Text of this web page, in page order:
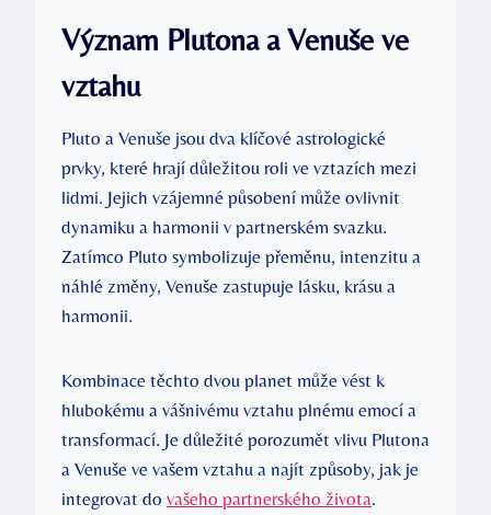
Význam Plutona a Venuše ve
vztahu
Pluto a Venuše jsou dva klíčové astrologické
prvky, které hrají důležitou roli ve vztazích mezi
lidmi. Jejich vzájemné působení může ovlivnit
dynamiku a harmonii v partnerském svazku.
Zatímco Pluto symbolizuje přeměnu, intenzitu a
náhlé změny, Venuše zastupuje lásku, krásu a
harmonii.
Kombinace těchto dvou planet může vést k
hlubokému a vášnivému vztahu plnému emocí a
transformací. Je důležité porozumět vlivu Plutona
a Venuše ve vašem vztahu a najít způsoby, jak je
integrovat do vašeho partnerského života.